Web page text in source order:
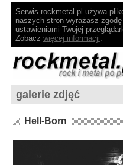
Serwis rockmetal.pl używa
naszych stron wyrażasz
ustawieniami Twojej
Zobacz więcej informacji.
galerie zdjęć
Hell-Born